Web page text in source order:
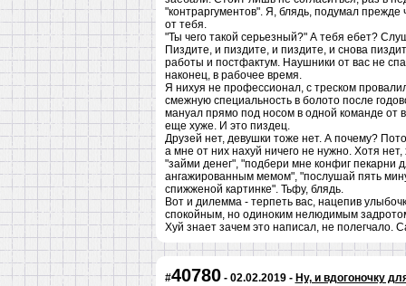
"контраргументов". Я, блядь, подумал
от тебя.
"Ты чего такой серьезный?" А тебя ебет?
Пиздите, и пиздите, и пиздите, и снова
работы и постфактум. Наушники от вас не
наконец, в рабочее время.
Я нихуя не профессионал, с треском
смежную специальность в болото после
мануал прямо под носом в одной команде от
еще хуже. И это пиздец.
Друзей нет, девушки тоже нет. А почему?
а мне от них нахуй ничего не нужно. Хотя
"займи денег", "подбери мне конфиг
ангажированным мемом", "послушай пять
спижженой картинке". Тьфу, блядь.
Вот и дилемма - терпеть вас, нацепив
спокойным, но одиноким нелюдимым
Хуй знает зачем это написал, не полегчало.
#40780- 02.02.2019 - Ну, и вдогоночку